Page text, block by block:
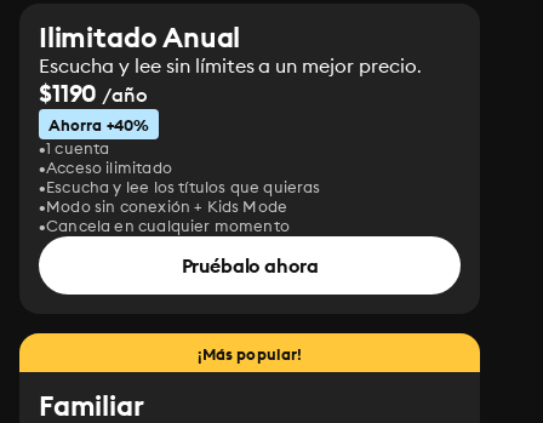
Ilimitado Anual
Escucha y lee sin límites a un mejor precio.
$1190 /año
Ahorra +40%
1 cuenta
Acceso ilimitado
Escucha y lee los títulos que quieras
Modo sin conexión + Kids Mode
Cancela en cualquier momento
Pruébalo ahora
¡Más popular!
Familiar